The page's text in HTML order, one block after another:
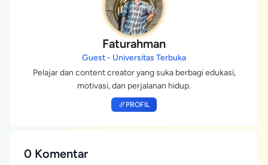
Faturahman
Guest - Universitas Terbuka
Pelajar dan content creator yang suka berbagi edukasi,
motivasi, dan perjalanan hidup.
PROFIL
0 Komentar